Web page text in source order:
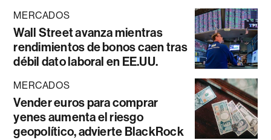
MERCADOS
Wall Street avanza mientras
rendimientos de bonos caen tras
débil dato laboral en EE.UU.
MERCADOS
Vender euros para comprar
yenes aumenta el riesgo
geopolítico, advierte BlackRock